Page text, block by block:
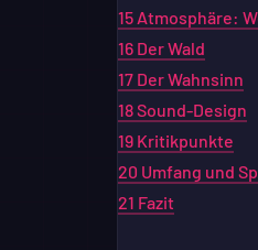
15 Atmosphäre:
16 Der Wald
17 Der Wahnsinn
18Sound-Design
19 Kritikpunkte
20 Umfang und
21 Fazit